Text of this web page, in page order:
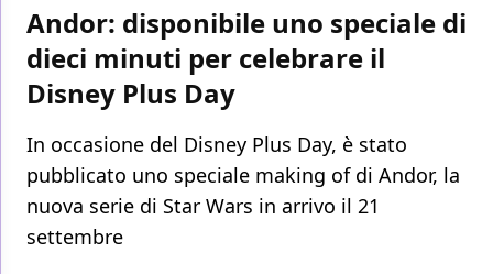
Andor: disponibile uno speciale di
dieci minuti per celebrare il
Disney Plus Day
In occasione del Disney Plus Day, è stato
pubblicato uno speciale making of di Andor, la
nuova serie di Star Wars in arrivo il 21
settembre